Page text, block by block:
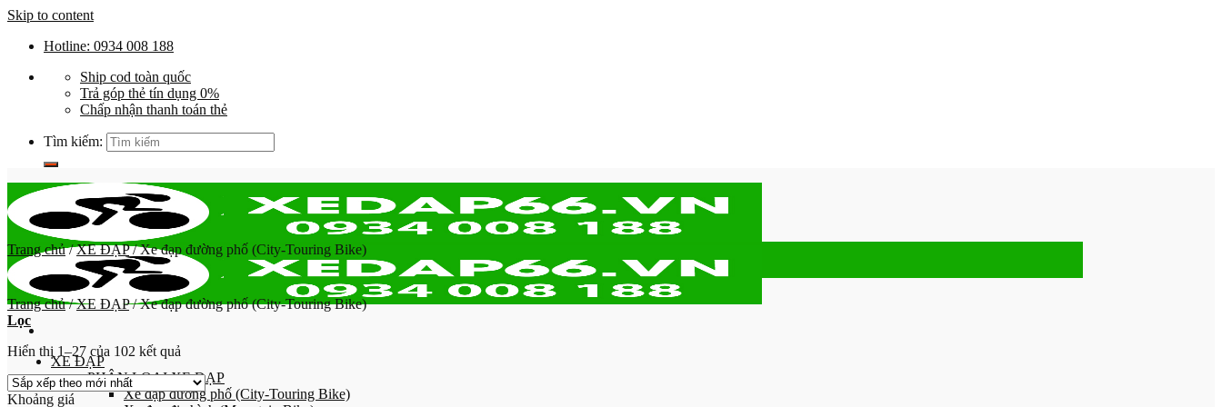
Skip to content
Hotline: 0934 008 188
Ship cod toàn quốc
Trả góp thẻ tín dụng 0%
Chấp nhận thanh toán thẻ
Tìm kiếm:
XE ĐẠP
PHÂN LOẠI XE ĐẠP
Xe đạp đường phố (City-Touring Bike)
Trang chủ / XE ĐẠP /Xe đạp đường phố (City-Touring Bike)
Trang chủ / XE ĐẠP /Xe đạp đường phố (City-Touring Bike)
Lọc
Hiển thị 1–27 của 102 kết quả
Khoảng giá